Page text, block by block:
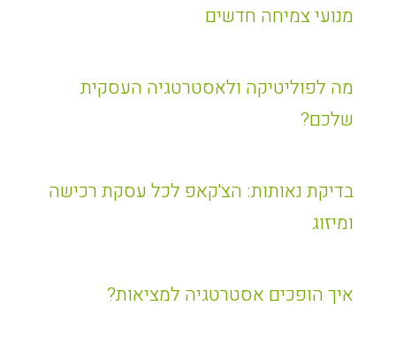
מנועי צמיחה חדשים
מה לפוליטיקה ולאסטרטגיה העסקית
שלכם?
בדיקת נאותות: הצ'קאפ לכל עסקת רכישה
ומיזוג
איך הופכים אסטרטגיה למציאות?